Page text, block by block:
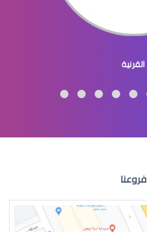
القرنية
فروعنا